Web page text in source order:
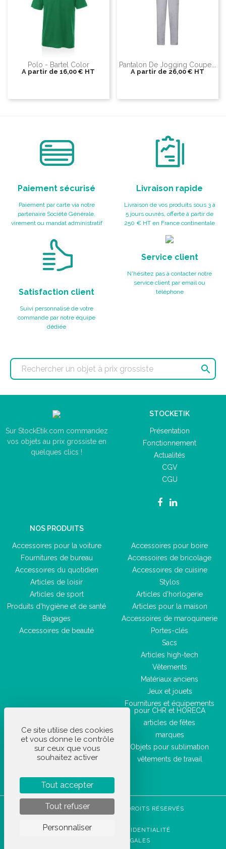
Polo - Bartel Color
A partir de 16,00 € HT
Pantalon De Jogging Coupe...
A partir de 26,00 € HT
Paiement sécurisé
Paiement par carte via notre
partenaire Société Générale,
virement ou mandat administratif
Livraison rapide
Livraison de vos produits sous 3 à
5 jours ouvrés, offerte à partir de
250 € HT en France continentale
Satisfaction client
Suivi personnalisé de votre
commande par notre équipe
dédiée
Service client
N'hésitez pas à contacter notre
service client par email ou
téléphone

Sur StockEtik.com commandez
vos objets au prix grossiste en
quelques clics !
STOCKETIK
Présentation
Fonctionnement
Actualités
CGV
CGU
NOS PRODUITS
Accessoires pour la voiture
Fournitures de bureau
Accessoires du quotidien
Articles de loisir
Articles de sport
Produits d'hygiène et de santé
Bagages
Accessoires de beauté
Accessoires pour boire
Accessoires de bricolage
Accessoires de cuisine
Stylos
Articles d'horlogerie
Articles pour la maison
Accessoires de maroquinerie
Portes-clés
Sacs
Articles high-tech
Vêtements
Matériaux anciens
Jeux et jouets
Fournitures et équipements
pour CHR et HORECA
articles de fêtes
marques
Objets pour sublimation
vêtements de travail
STOCKETIK © 2023 - TOUS DROITS RÉSERVÉS
POLITIQUE DE CONFIDENTIALITÉ
MENTIONS LÉGALES
Ce site utilise des cookies
et vous donne le contrôle
sur ceux que vous
souhaitez activer
Tout accepter
Tout refuser
Personnaliser